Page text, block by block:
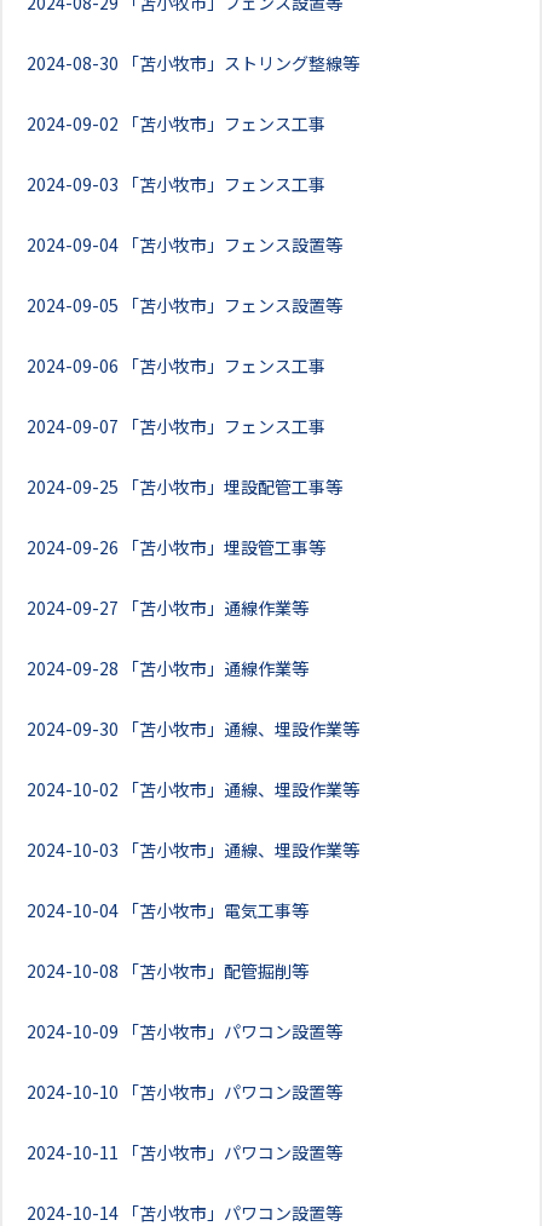
2024-08-30 「苫小牧市」ストリング整線等
2024-09-02 「苫小牧市」フェンス工事
2024-09-03 「苫小牧市」フェンス工事
2024-09-04 「苫小牧市」フェンス設置等
2024-09-05 「苫小牧市」フェンス設置等
2024-09-06 「苫小牧市」フェンス工事
2024-09-07 「苫小牧市」フェンス工事
2024-09-25 「苫小牧市」埋設配管工事等
2024-09-26 「苫小牧市」埋設管工事等
2024-09-27 「苫小牧市」通線作業等
2024-09-28 「苫小牧市」通線作業等
2024-09-30 「苫小牧市」通線、埋設作業等
2024-10-02 「苫小牧市」通線、埋設作業等
2024-10-03 「苫小牧市」通線、埋設作業等
2024-10-04 「苫小牧市」電気工事等
2024-10-08 「苫小牧市」配管掘削等
2024-10-09 「苫小牧市」パワコン設置等
2024-10-10 「苫小牧市」パワコン設置等
2024-10-11 「苫小牧市」パワコン設置等
2024-10-14 「苫小牧市」パワコン設置等